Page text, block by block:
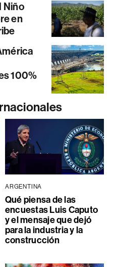
Niño
en
100%
ARGENTINA
Qué piensa de las
encuestas Luis Caputo
y el mensaje que dejó
para la industria y la
construcción